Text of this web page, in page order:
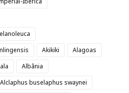
Akikiki
Alagoas
Albânia
Alclaphus buselaphus swaynei